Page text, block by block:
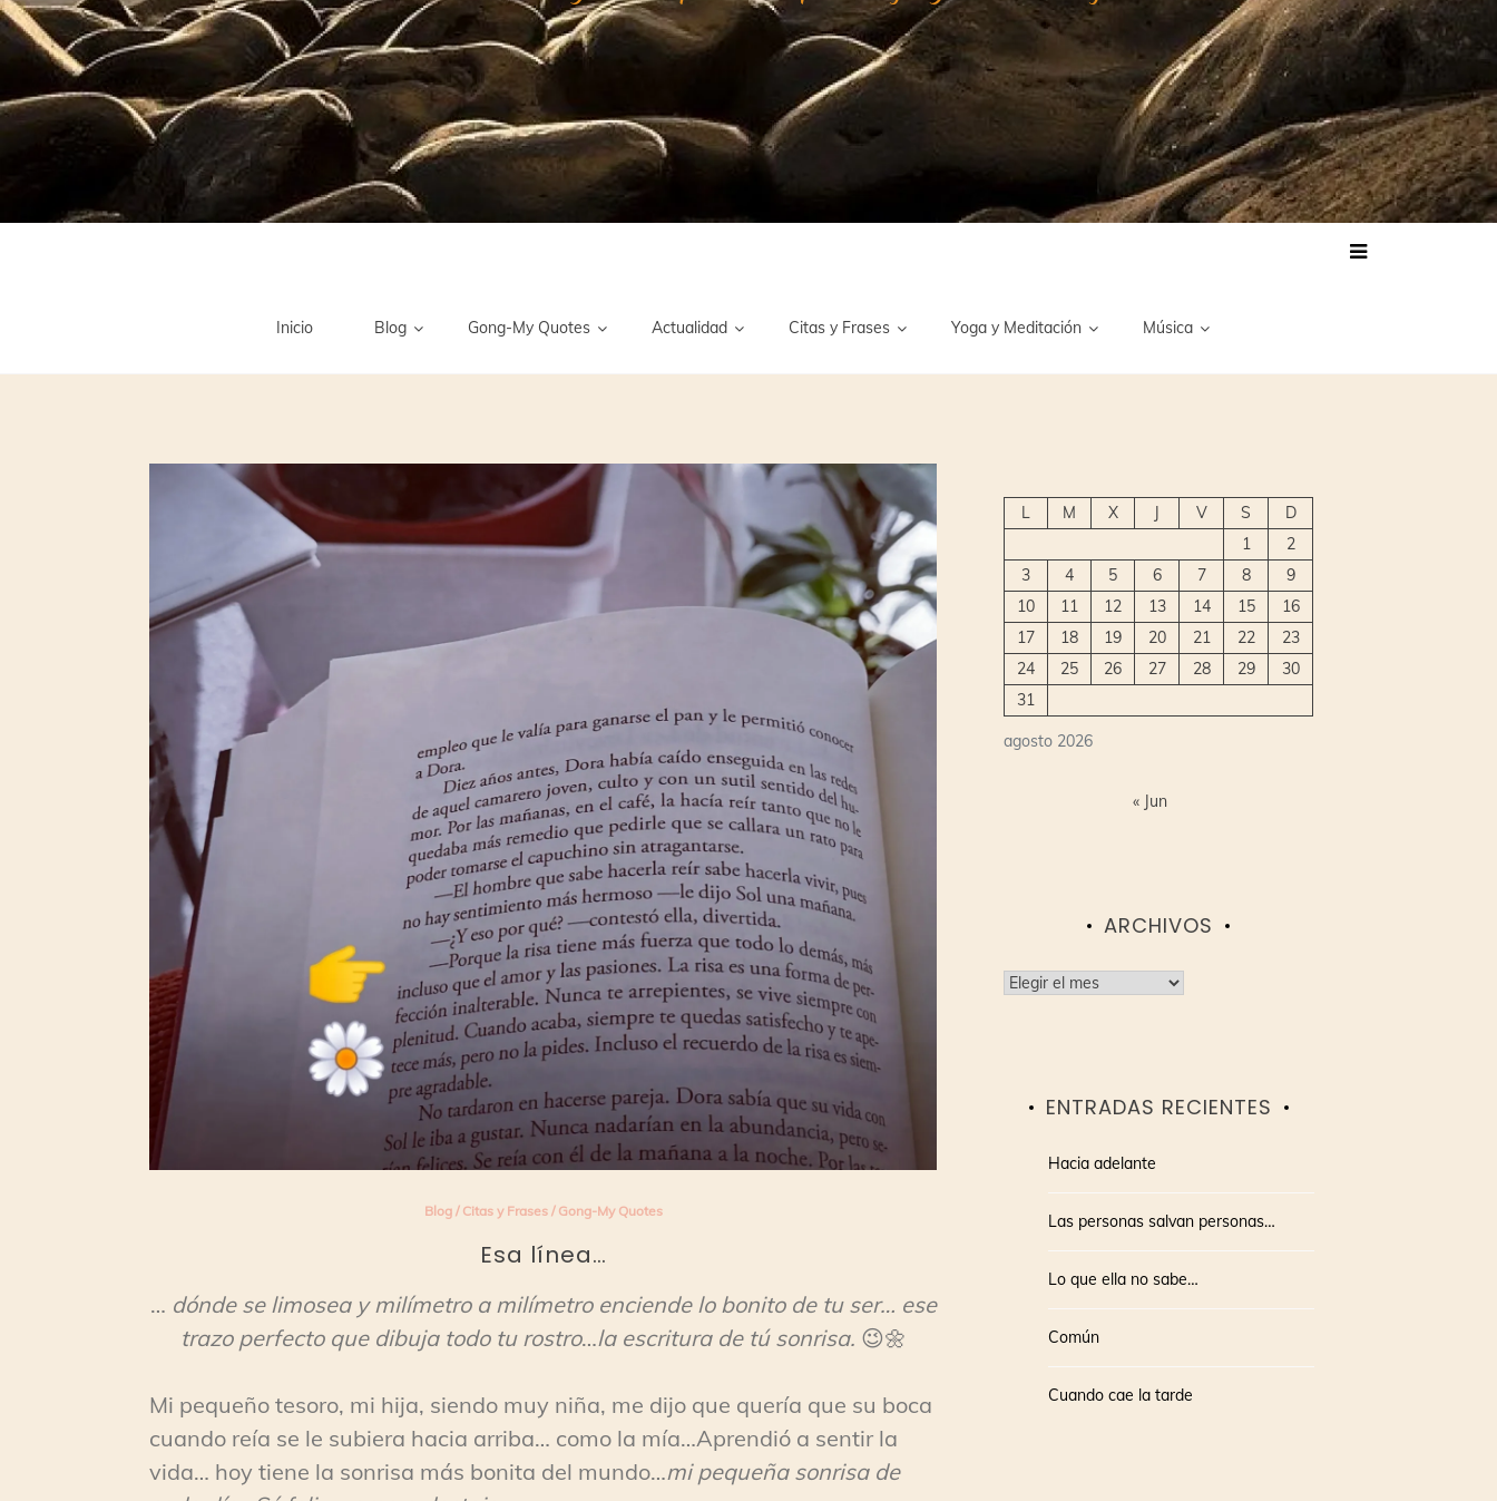
Inicio Blog Gong-My Quotes Actualidad Citas y Frases Yoga y Meditación Música
Blog/ Citas y Frases/ Gong-My Quotes
Esa línea…
… dónde se limosea y milímetro a milímetro enciende lo bonito de tu ser… ese
trazo perfecto que dibuja todo tu rostro…la escritura de tú sonrisa. 😉🌼
Mi pequeño tesoro, mi hija, siendo muy niña, me dijo que quería que su boca
cuando reía se le subiera hacia arriba… como la mía…Aprendió a sentir la
vida… hoy tiene la sonrisa más bonita del mundo…mi pequeña sonrisa de
agosto 2026
L M X V S
D
1
2
3
4 5 6 7 8
9
10
11 12 13 14 15
16
17
18 19 20 21 22
23
24
25 26 27 28 29
30
31
« Jun
ARCHIVOS
Archivos
ENTRADAS RECIENTES
Hacia adelante
Las personas salvan personas…
Lo que ella no sabe…
Común
Cuando cae la tarde